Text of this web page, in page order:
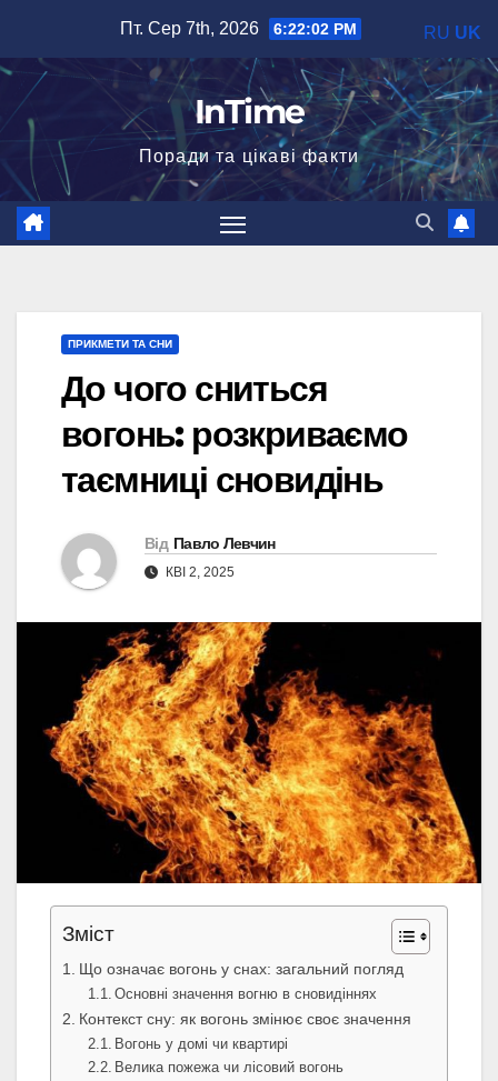
вмісту
Пт. Сер 7th, 2026 6:22:03 PM
InTime
Поради та цікаві факти
ПРИКМЕТИ ТА СНИ
До чого сниться
вогонь: розкриваємо
таємниці сновидінь
Від Павло Левчин
КВІ 2, 2025
Зміст
Що означає вогонь у снах: загальний погляд
Основні значення вогню в сновидіннях
Контекст сну: як вогонь змінює своє значення
Вогонь у домі чи квартирі
Велика пожежа чи лісовий вогонь
RU UK